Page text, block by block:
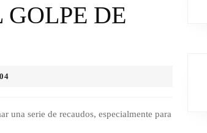
DE
una serie de recaudos, especialmente para